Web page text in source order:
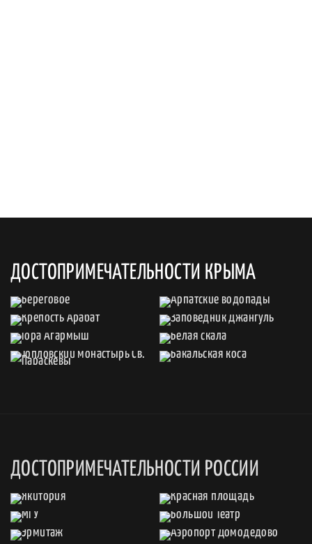
ДОСТОПРИМЕЧАТЕЛЬНОСТИ КРЫМА
ДОСТОПРИМЕЧАТЕЛЬНОСТИ РОССИИ